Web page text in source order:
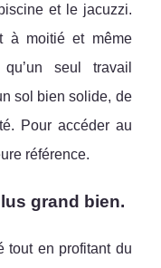
et le jacuzzi.
à moitié et même
seul travail
sol bien solide, de
Pour accéder au
référence.
grand bien.
tout en profitant du